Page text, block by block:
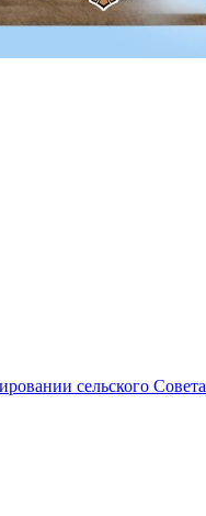
сельского Совета